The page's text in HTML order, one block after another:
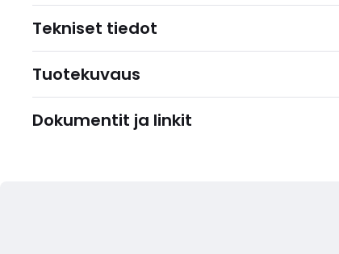
Tekniset tiedot
Tuotekuvaus
Dokumentit ja linkit